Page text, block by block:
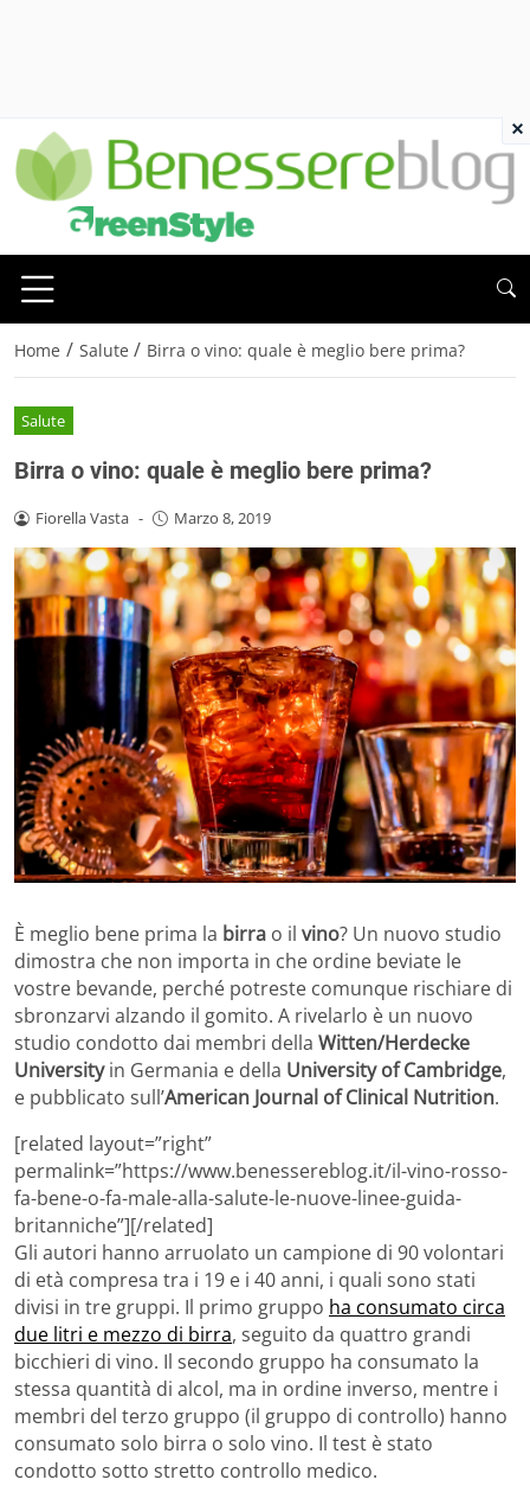
Home / Salute / Birra o vino: quale è meglio bere prima?
Salute
Birra o vino: quale è meglio bere prima?
Fiorella Vasta - Marzo 8, 2019
È meglio bene prima la birra o il vino? Un nuovo studio
dimostra che non importa in che ordine beviate le
vostre bevande, perché potreste comunque rischiare di
sbronzarvi alzando il gomito. A rivelarlo è un nuovo
studio condotto dai membri della Witten/Herdecke
Universityin Germania e della University of Cambridge,
e pubblicato sull’American Journal of Clinical Nutrition.
[related layout=”right”
permalink=”https://www.benessereblog.it/il-vino-rosso-
fa-bene-o-fa-male-alla-salute-le-nuove-linee-guida-
britanniche”][/related]
Gli autori hanno arruolato un campione di 90 volontari
di età compresa tra i 19 e i 40 anni, i quali sono stati
divisi in tre gruppi. Il primo gruppo ha consumato circa
due litri e mezzo di birra, seguito da quattro grandi
bicchieri di vino. Il secondo gruppo ha consumato la
stessa quantità di alcol, ma in ordine inverso, mentre i
membri del terzo gruppo (il gruppo di controllo) hanno
consumato solo birra o solo vino. Il test è stato
condotto sotto stretto controllo medico.
×